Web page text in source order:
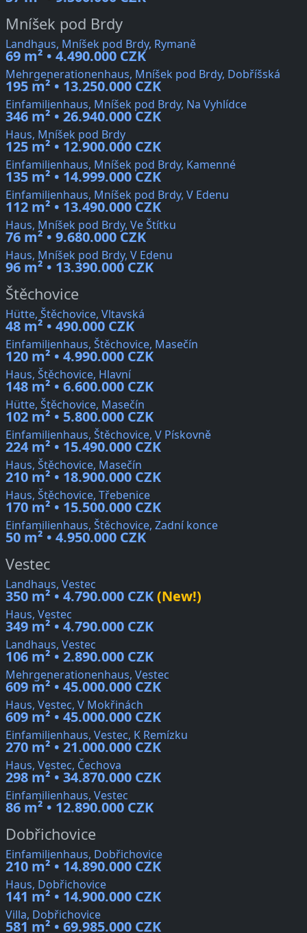
Mníšek pod Brdy
Landhaus, Mníšek pod Brdy, Rymaně
69 m² • 4.490.000 CZK
Mehrgenerationenhaus, Mníšek pod Brdy, Dobříšská
195 m² • 13.250.000 CZK
Einfamilienhaus, Mníšek pod Brdy, Na Vyhlídce
346 m² • 26.940.000 CZK
Haus, Mníšek pod Brdy
125 m² • 12.900.000 CZK
Einfamilienhaus, Mníšek pod Brdy, Kamenné
135 m² • 14.999.000 CZK
Einfamilienhaus, Mníšek pod Brdy, V Edenu
112 m² • 13.490.000 CZK
Haus, Mníšek pod Brdy, Ve Štítku
76 m² • 9.680.000 CZK
Haus, Mníšek pod Brdy, V Edenu
96 m² • 13.390.000 CZK
Štěchovice
Hütte, Štěchovice, Vltavská
48 m² • 490.000 CZK
Einfamilienhaus, Štěchovice, Masečín
120 m² • 4.990.000 CZK
Haus, Štěchovice, Hlavní
148 m² • 6.600.000 CZK
Hütte, Štěchovice, Masečín
102 m² • 5.800.000 CZK
Einfamilienhaus, Štěchovice, V Pískovně
224 m² • 15.490.000 CZK
Haus, Štěchovice, Masečín
210 m² • 18.900.000 CZK
Haus, Štěchovice, Třebenice
170 m² • 15.500.000 CZK
Einfamilienhaus, Štěchovice, Zadní konce
50 m² • 4.950.000 CZK
Vestec
Landhaus, Vestec
350 m² • 4.790.000 CZK(New!)
Haus, Vestec
349 m² • 4.790.000 CZK
Landhaus, Vestec
106 m² • 2.890.000 CZK
Mehrgenerationenhaus, Vestec
609 m² • 45.000.000 CZK
Haus, Vestec, V Mokřinách
609 m² • 45.000.000 CZK
Einfamilienhaus, Vestec, K Remízku
270 m² • 21.000.000 CZK
Haus, Vestec, Čechova
298 m² • 34.870.000 CZK
Einfamilienhaus, Vestec
86 m² • 12.890.000 CZK
Dobřichovice
Einfamilienhaus, Dobřichovice
210 m² • 14.890.000 CZK
Haus, Dobřichovice
141 m² • 14.900.000 CZK
Villa, Dobřichovice
581 m² • 69.985.000 CZK